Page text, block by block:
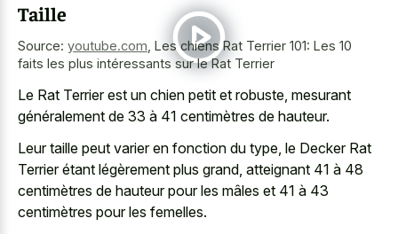
Taille
Source: youtube.com Les chiens Rat Terrier 101: Les 10
faits les plus intéressants sur le Rat Terrier
Le Rat Terrier est un chien petit et robuste, mesurant
généralement de 33 à 41 centimètres de hauteur.
Leur taille peut varier en fonction du type, le Decker Rat
Terrier étant légèrement plus grand, atteignant 41 à 48
centimètres de hauteur pour les mâles et 41 à 43
centimètres pour les femelles.